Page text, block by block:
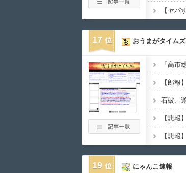
17 おうまがタイムズ
19 にゃんこ速報